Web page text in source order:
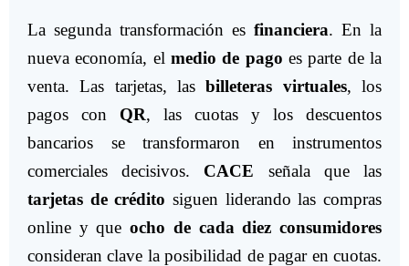
La segunda transformación es financiera. En la
nueva economía, el medio de pago es parte de la
venta. Las tarjetas, lasbilleteras virtuales, los
pagos con QR, las cuotas y los descuentos
bancarios se transformaron en instrumentos
comerciales decisivos. CACE señala que las
tarjetas de crédito siguen liderando las compras
online y queocho de cada diez consumidores
consideran clave la posibilidad de pagar en cuotas.